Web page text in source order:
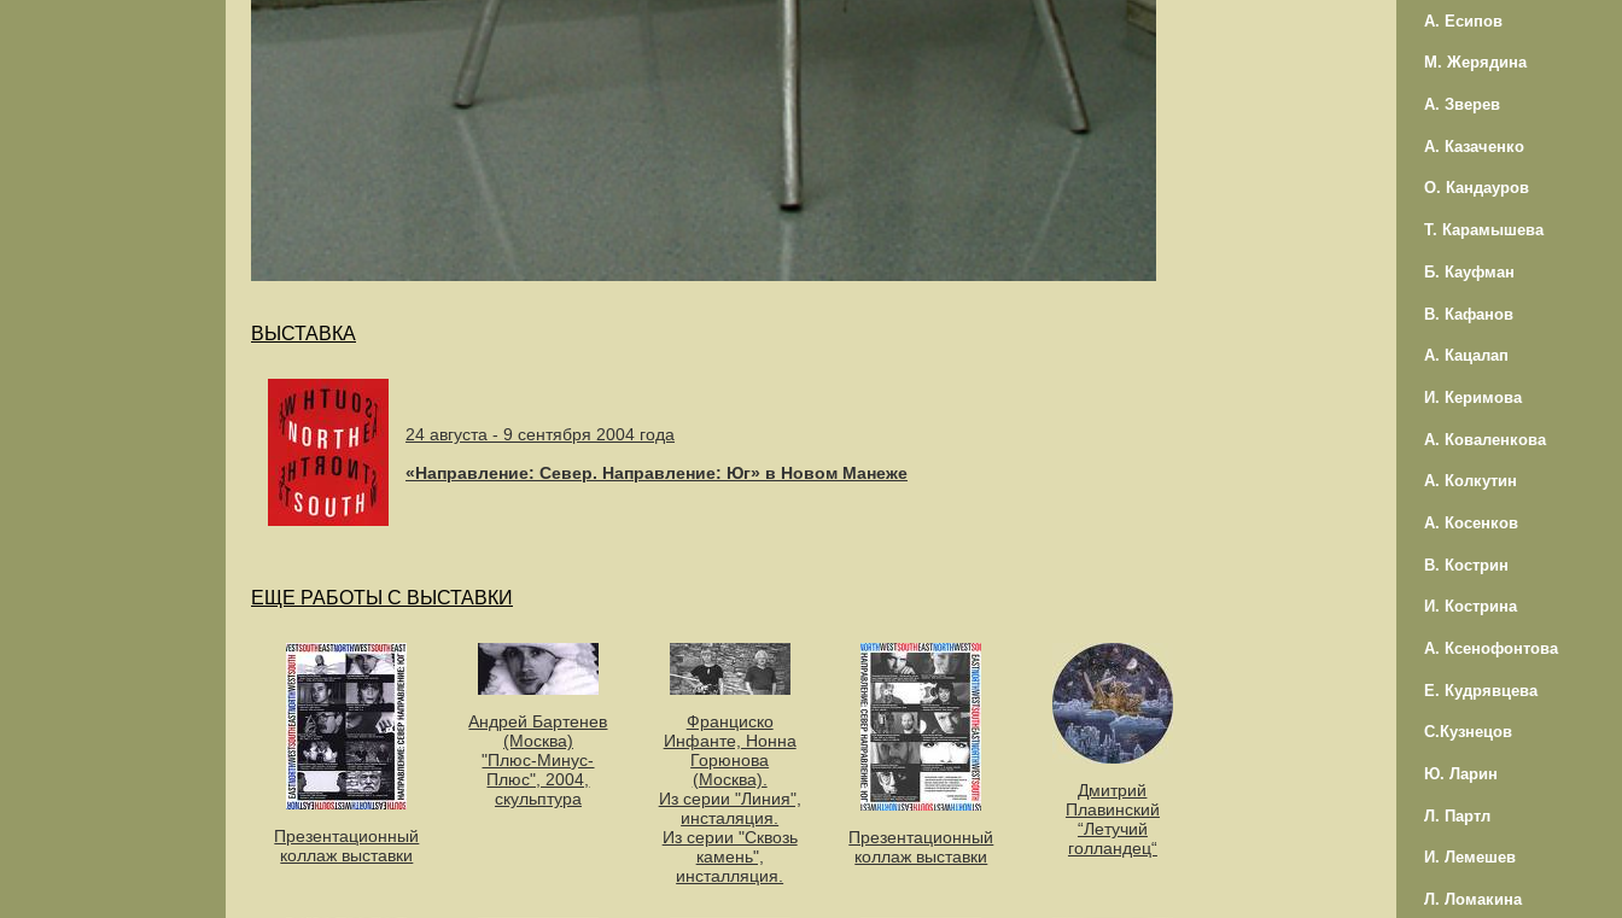
ВЫСТАВКА
24 августа - 9 сентября 2004 года
«Направление: Север. Направление: Юг» в Новом Манеже
ЕЩЕ РАБОТЫ С ВЫСТАВКИ
Презентационный
коллаж выставки
Андрей Бартенев
(Москва)
"Плюс-Минус-
Плюс", 2004,
скульптура
Франциско
Инфанте, Нонна
Горюнова
(Москва).
Из серии "Линия",
инсталяция.
Из серии "Сквозь
камень",
инсталляция.
Презентационный
коллаж выставки
Дмитрий
Плавинский
“Летучий
голландец“
А. Есипов
М. Жерядина
А. Зверев
А. Казаченко
О. Кандауров
Т. Карамышева
Б. Кауфман
В. Кафанов
А. Кацалап
И. Керимова
А. Коваленкова
А. Колкутин
А. Косенков
В. Кострин
И. Кострина
А. Ксенофонтова
Е. Кудрявцева
С.Кузнецов
Ю. Ларин
Л. Партл
И. Лемешев
Л. Ломакина